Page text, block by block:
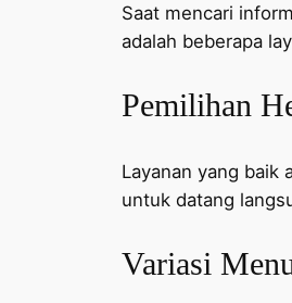
Saat mencari
adalah beberapa
Pemilihan
Layanan yang baik
untuk datang
Variasi